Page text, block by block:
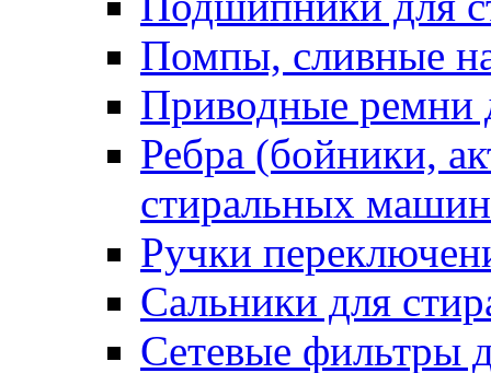
Помпы, сливные
Приводные ремни
Ребра (бойники,
стиральных машин
Ручки
Сальники для
Сетевые фильтры